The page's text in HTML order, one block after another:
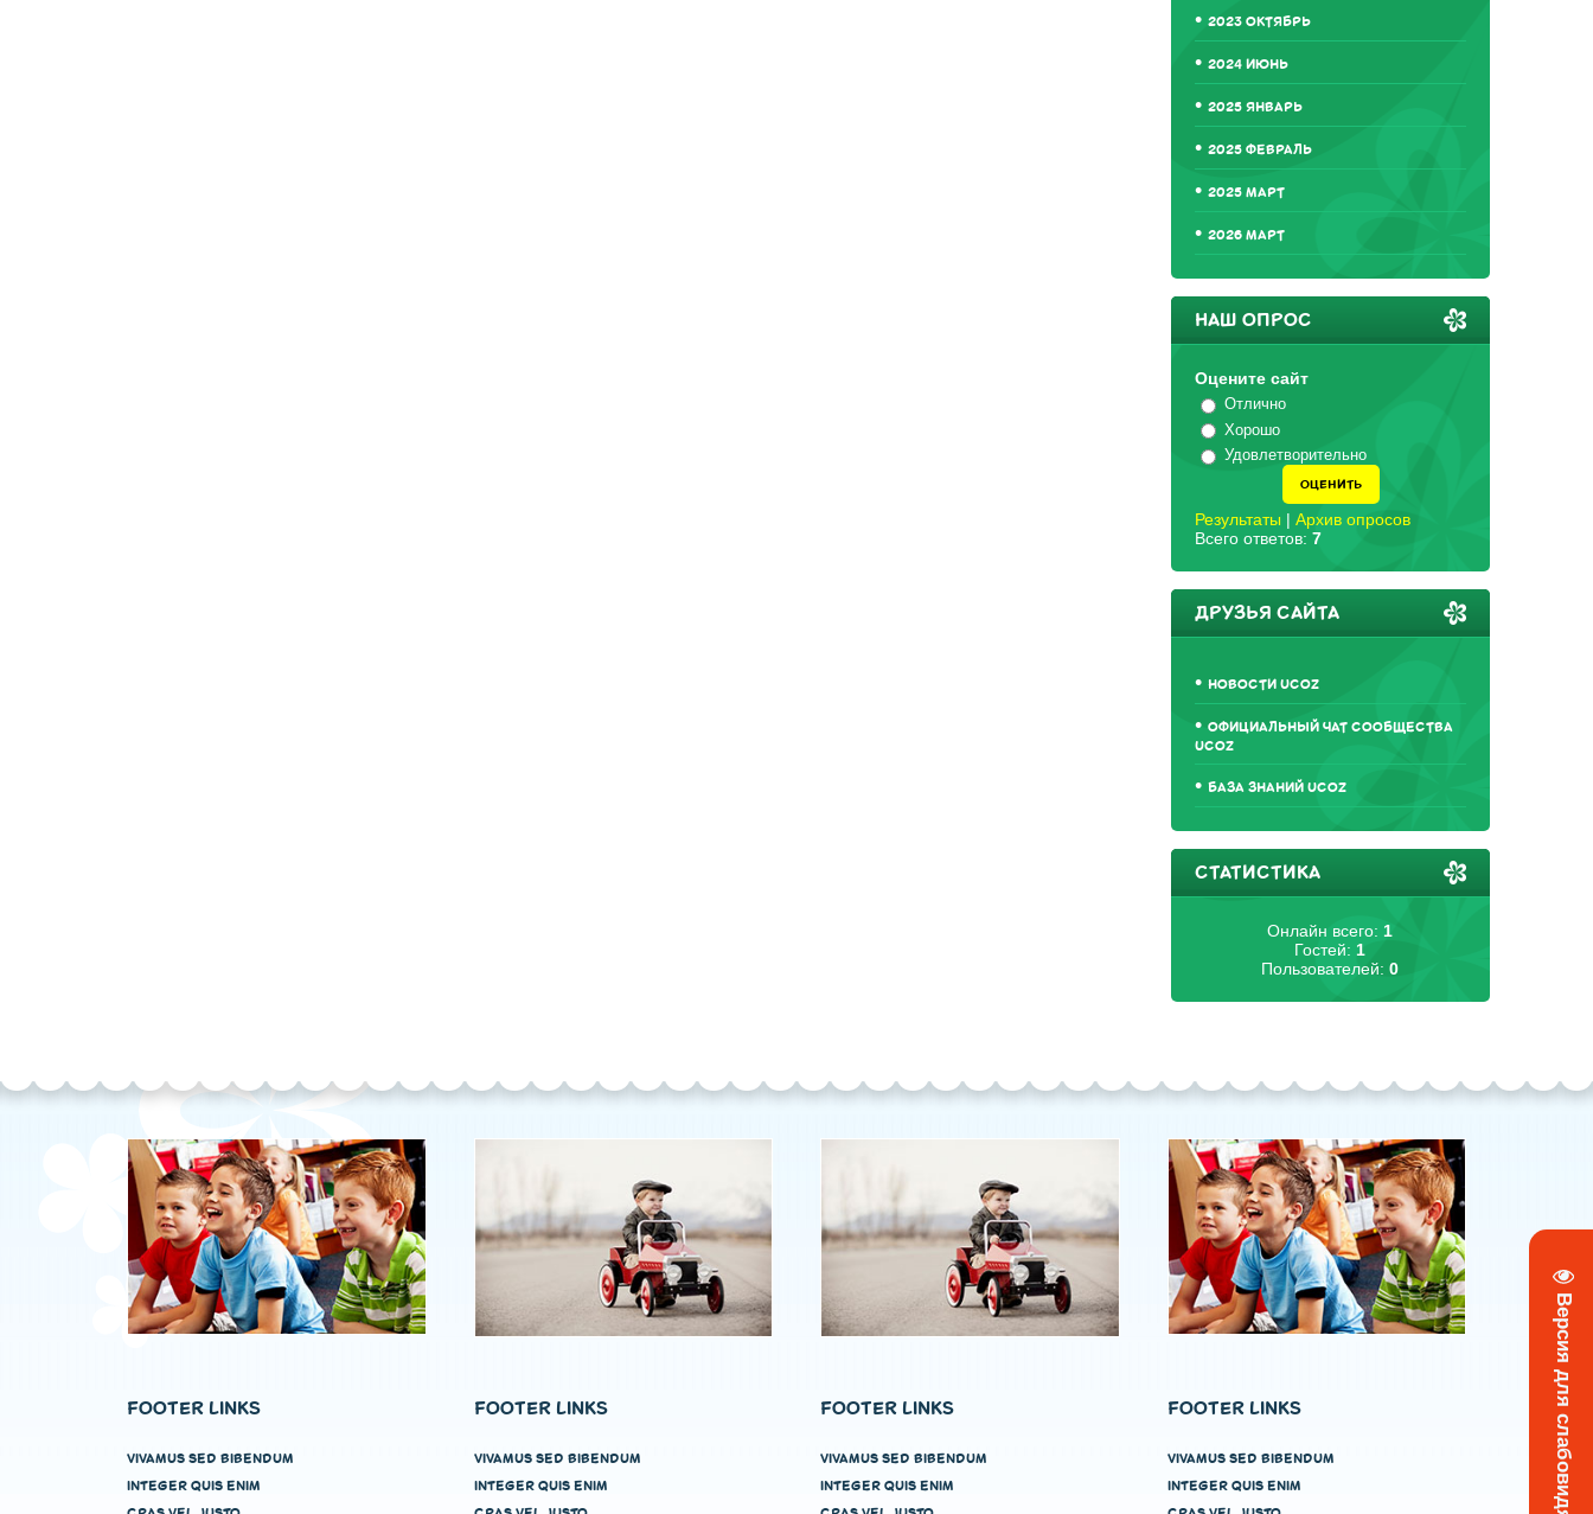
Версия для слабовидящих
2023 ОКТЯБРЬ
2024 ИЮНЬ
2025 ЯНВАРЬ
2025 ФЕВРАЛЬ
2025 МАРТ
2026 МАРТ
НАШ ОПРОС
Оцените сайт
Отлично
Хорошо
Удовлетворительно
Результаты | Архив опросов
Всего ответов: 7
ДРУЗЬЯ САЙТА
НОВОСТИ UCOZ
ОФИЦИАЛЬНЫЙ ЧАТ СООБЩЕСТВА
UCOZ
БАЗА ЗНАНИЙ UCOZ
СТАТИСТИКА
Онлайн всего: 1
Гостей: 1
Пользователей:0
FOOTER LINKS
VIVAMUS SED BIBENDUM
INTEGER QUIS ENIM
FOOTER LINKS
VIVAMUS SED BIBENDUM
INTEGER QUIS ENIM
FOOTER LINKS
VIVAMUS SED BIBENDUM
INTEGER QUIS ENIM
FOOTER LINKS
VIVAMUS SED BIBENDUM
INTEGER QUIS ENIM